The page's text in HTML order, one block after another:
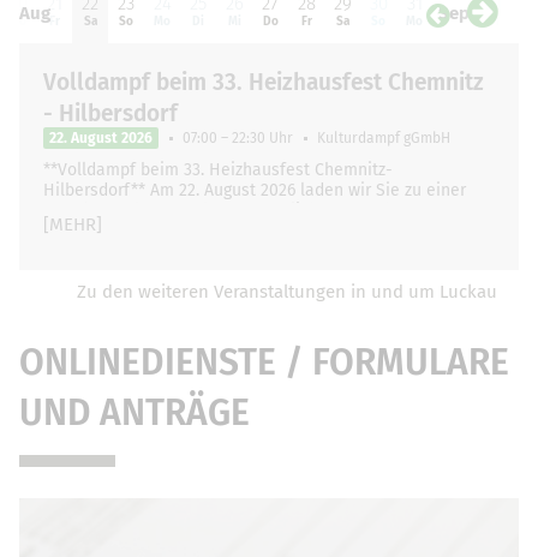
Do Fr Sa So Do Fr Sa Sep Di
Aug
Volldampf beim 33. Heizhausfest Chemnitz
- Hilbersdorf
22. August 2026 07:00 – 22:30 Uhr Kulturdampf gGmbH
**Volldampf beim 33. Heizhausfest Chemnitz-
Hilbersdorf** Am 22. August 2026 laden wir Sie zu einer
[MEHR]
Zu den weiteren Veranstaltungen in und um Luckau
ONLINEDIENSTE / FORMULARE
UND ANTRÄGE